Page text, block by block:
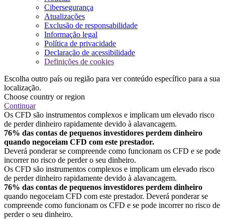
Cibersegurança
Atualizações
Exclusão de responsabilidade
Informação legal
Política de privacidade
Declaração de acessibilidade
Definições de cookies
Escolha outro país ou região para ver conteúdo específico para a sua
localização.
Choose country or region
Continuar
Os CFD são instrumentos complexos e implicam um elevado risco
de perder dinheiro rapidamente devido à alavancagem.
76% das contas de pequenos investidores perdem dinheiro
quando negoceiam CFD com este prestador.
Deverá ponderar se compreende como funcionam os CFD e se pode
incorrer no risco de perder o seu dinheiro.
Os CFD são instrumentos complexos e implicam um elevado risco
de perder dinheiro rapidamente devido à alavancagem.
76% das contas de pequenos investidores perdem dinheiro
quando negoceiam CFD com este prestador. Deverá ponderar se
compreende como funcionam os CFD e se pode incorrer no risco de
perder o seu dinheiro.